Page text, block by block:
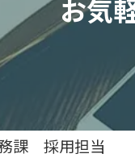
お気
課 採用担当